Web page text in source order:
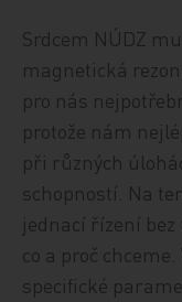
Srdcem NÚDZ
magnetická
pro nás
protože nám
při různých
schopností. Na
jednací řízení
co a proč
specifické